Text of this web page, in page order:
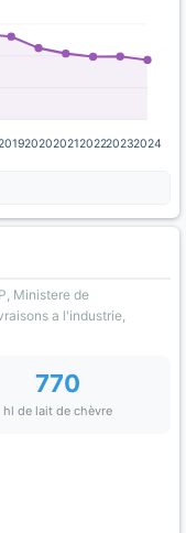
20202021202220232024
Ministere de
a l'industrie,
770
hl de lait de chèvre